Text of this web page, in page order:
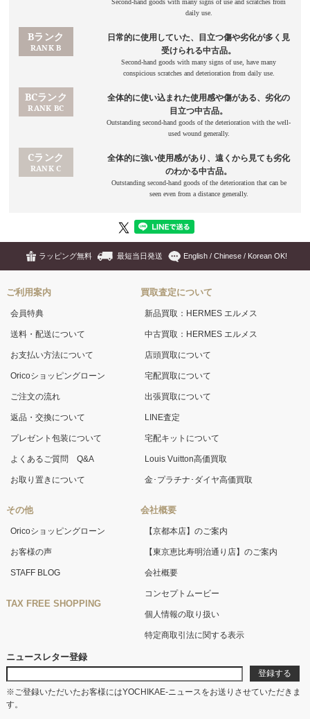
ラッピング無料 最短当日発送 English / Chinese / Korean OK!
ご利用案内
会員特典
送料・配送について
お支払い方法について
Oricoショッピングローン
ご注文の流れ
返品・交換について
プレゼント包装について
よくあるご質問 Q&A
お取り置きについて
その他
Oricoショッピングローン
お客様の声
STAFF BLOG
TAX FREE SHOPPING
買取査定について
新品買取：HERMES エルメス
中古買取：HERMES エルメス
店頭買取について
宅配買取について
出張買取について
LINE査定
宅配キットについて
Louis Vuitton高価買取
金･プラチナ･ダイヤ高価買取
会社概要
【京都本店】のご案内
【東京恵比寿明治通り店】のご案内
会社概要
コンセプトムービー
個人情報の取り扱い
特定商取引法に関する表示
ニュースレター登録
※ご登録いただいたお客様にはYOCHIKAE-ニュースをお送りさせていただきま
す。